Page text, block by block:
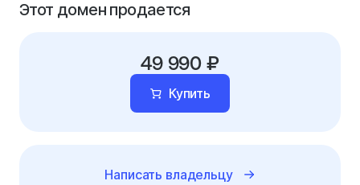
Этот домен продается
49 990 ₽
Купить
Написать владельцу